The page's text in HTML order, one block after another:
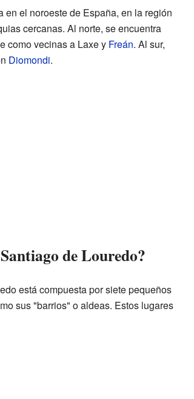
el noroeste de España, en la región
cercanas. Al norte, se encuentra
como vecinas a Laxe y Freán. Al sur,
Diomondi.
de Louredo?
está compuesta por siete pequeños
sus "barrios" o aldeas. Estos lugares